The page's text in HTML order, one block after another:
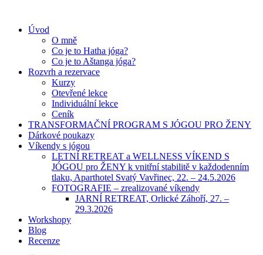
Úvod
O mně
Co je to Hatha jóga?
Co je to Aštanga jóga?
Rozvrh a rezervace
Kurzy
Otevřené lekce
Individuální lekce
Ceník
TRANSFORMAČNÍ PROGRAM S JÓGOU PRO ŽENY
Dárkové poukazy
Víkendy s jógou
LETNÍ RETREAT a WELLNESS VÍKEND S
JÓGOU pro ŽENY k vnitřní stabilitě v každodenním
tlaku, Aparthotel Svatý Vavřinec, 22. – 24.5.2026
FOTOGRAFIE – zrealizované víkendy
JARNÍ RETREAT, Orlické Záhoří, 27. –
29.3.2026
Workshopy
Blog
Recenze